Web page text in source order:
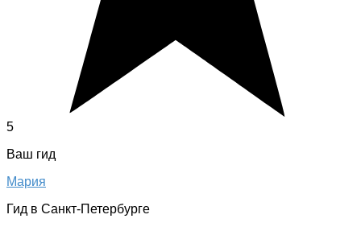
5
Ваш гид
Maрия
Гид в Санкт-Петербурге